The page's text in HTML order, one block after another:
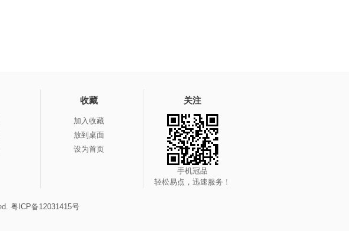
收藏
加入收藏
放到桌面
设为首页
关注
手机冠品
轻松易点，迅速服务！
粤ICP备12031415号